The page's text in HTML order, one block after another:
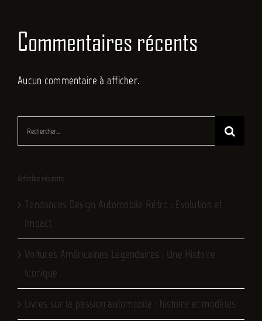
Commentaires récents
Aucun commentaire à afficher.
Rechercher:
Articles récents
Tendances Design Automobile Rétro : Évolution et
Impact
Voitures Américaines Légendaires : Une Histoire
Iconique
Livres sur la passion automobile : histoire et modèles